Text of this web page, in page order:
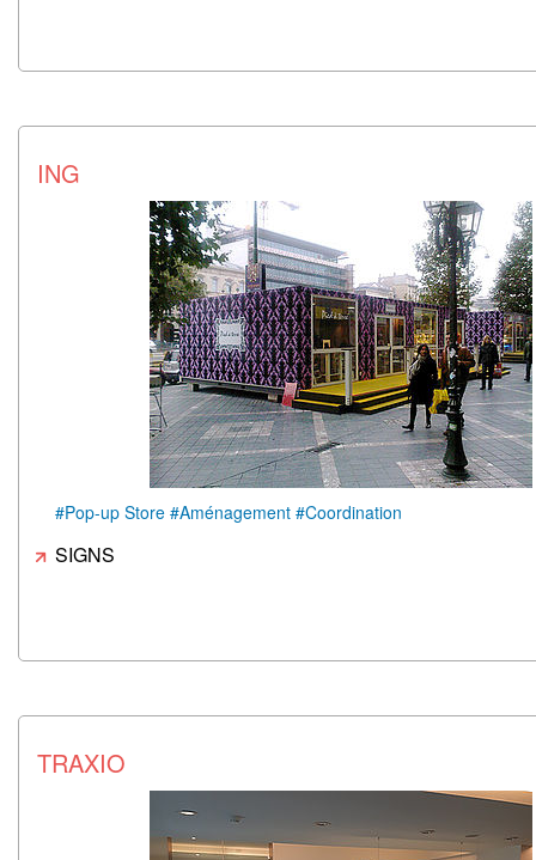
ING
#Pop-up Store #Aménagement #Coordination
SIGNS
TRAXIO